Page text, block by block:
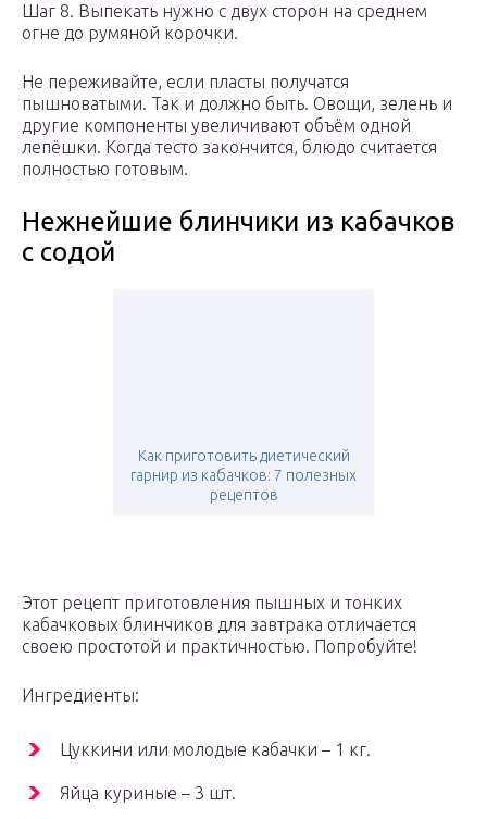
Шаг 8. Выпекать нужно с двух сторон на среднем
огне до румяной корочки.
Не переживайте, если пласты получатся
пышноватыми. Так и должно быть. Овощи, зелень и
другие компоненты увеличивают объём одной
лепёшки. Когда тесто закончится, блюдо считается
полностью готовым.
Нежнейшие блинчики из кабачков
с содой
Как приготовить диетический
гарнир из кабачков: 7 полезных
рецептов
Этот рецепт приготовления пышных и тонких
кабачковых блинчиков для завтрака отличается
своею простотой и практичностью. Попробуйте!
Ингредиенты:
Цуккини или молодые кабачки – 1 кг.
Яйца куриные – 3 шт.